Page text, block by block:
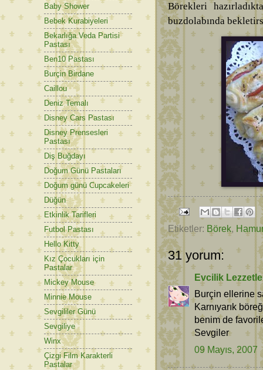
Börekleri
buzdolabında
Etiketler: Börek,
31 yorum:
Evcilik
Burçin ellerine
Karnıyarık
benim de
Sevgiler
09 Mayıs, 2007
Baby Shower
Bebek Kurabiyeleri
Bekarlığa Veda Partisi
Pastası
Ben10 Pastası
Burçin Birdane
Caillou
Deniz Temalı
Disney Cars Pastası
Disney Prensesleri
Pastası
Diş Buğdayı
Doğum Günü Pastaları
Doğum günü Cupcakeleri
Düğün
Etkinlik Tarifleri
Futbol Pastası
Hello Kitty
Kız Çocukları için
Pastalar
Mickey Mouse
Minnie Mouse
Sevgililer Günü
Sevgiliye
Winx
Çizgi Film Karakterli
Pastalar